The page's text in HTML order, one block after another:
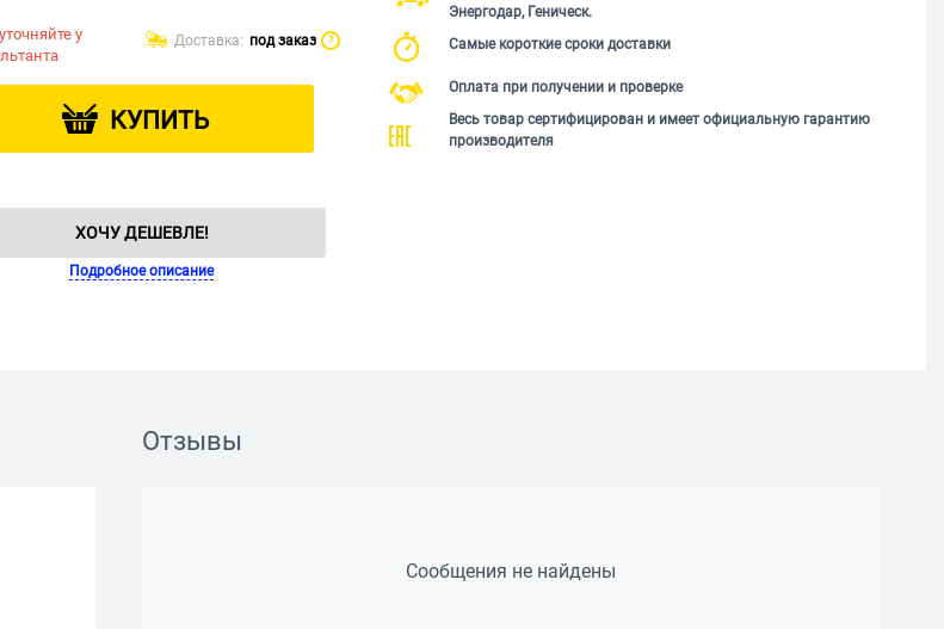
у
Доставка: под заказ ?
КУПИТЬ
ХОЧУ ДЕШЕВЛЕ!
Подробное описание
Энергодар, Геническ.
Самые короткие сроки доставки
Оплата при получении и проверке
Весь товар сертифицирован и имеет официальную гарантию
производителя
Отзывы
Сообщения не найдены